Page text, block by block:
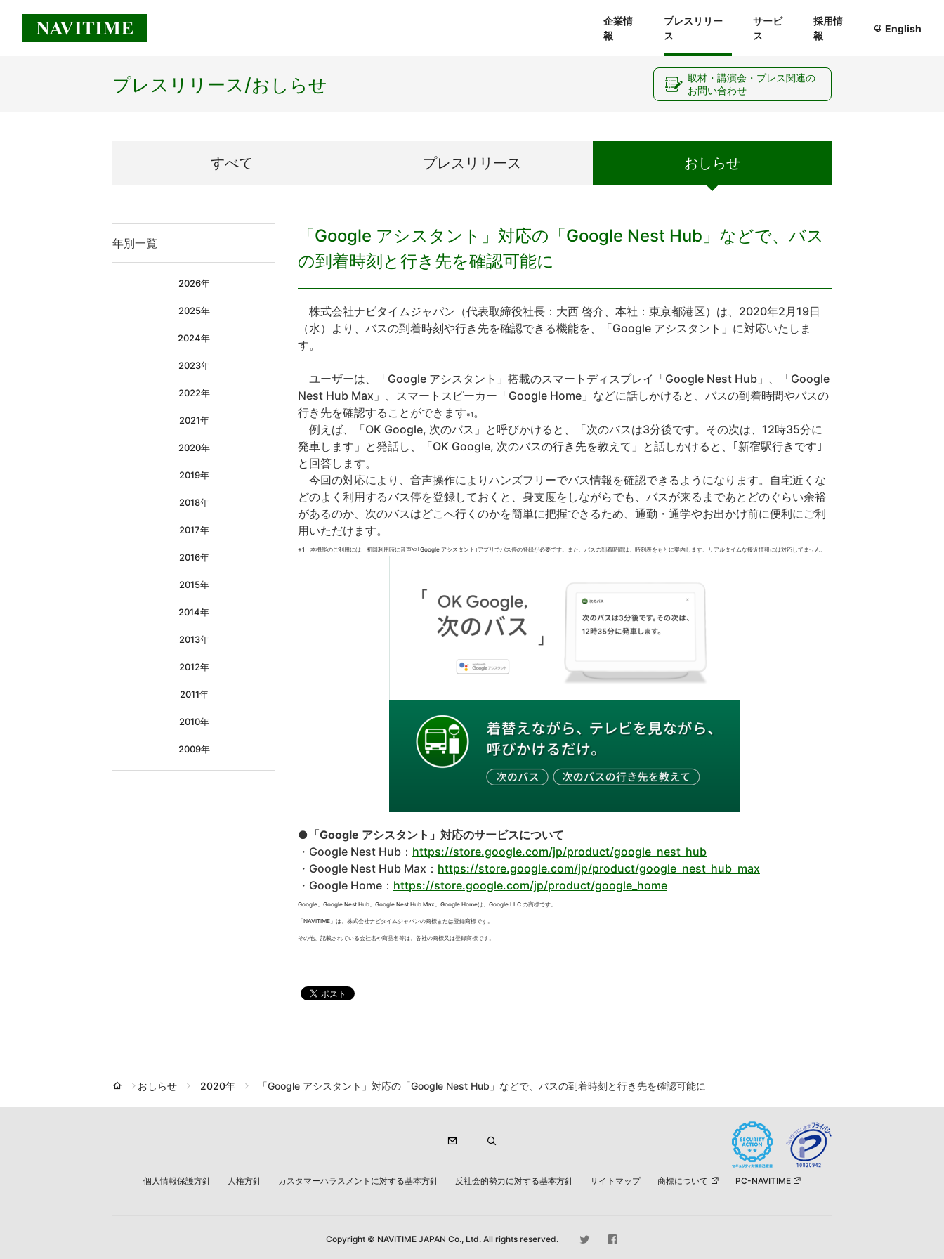
企業情
報
経営理念
プレスリリー
ス
サービ
ス
採用情
報
English
プレスリリース/おしらせ
すべて プレス リリース おしらせ
年別一覧
2026年
2025年
2024年
2023年
2022年
2021年
2020年
2019年
2018年
2017年
2016年
2015年
2014年
2013年
2012年
2011年
2010年
2009年
「Google アシスタント」対応の「Google Nest Hub」などで、バス
の到着時刻と行き先を確認可能に
株式会社ナビタイムジャパン（代表取締役社長：大西 啓介、本社：東京都港区）は、2020年2月19日
（水）より、バスの到着時刻や行き先を確認できる機能を、「Google アシスタント」に対応いたしま
す。
ユーザーは、「Google アシスタント」搭載のスマートディスプレイ「Google Nest Hub」、「Google
Nest Hub Max」、スマートスピーカー「Google Home」などに話しかけると、バスの到着時間やバスの
行き先を確認することができます※1 。
例えば、「OK Google, 次のバス」と呼びかけると、「次のバスは3分後です。その次は、12時35分に
発車します」と発話し、「OK Google, 次のバスの行き先を教えて」と話しかけると、｢新宿駅行きです｣
と回答します。
今回の対応により、音声操作によりハンズフリーでバス情報を確認できるようになります。自宅近くな
どのよく利用するバス停を登録しておくと、身支度をしながらでも、バスが来るまであとどのぐらい余裕
があるのか、次のバスはどこへ行くのかを簡単に把握できるため、通勤・通学やお出かけ前に便利にご利
用いただけます。
※1 本機能のご利用には、初回利用時に音声や｢Google アシスタント｣アプリでバス停の登録が必要です。 また、バスの到着時間は、時刻表をもとに案内します。リアルタイムな接近情報には対応してません。
●「Google アシスタント」対応のサービスについて
・Google Nest Hub： https://store.google.com/jp/product/google_nest_hub
・Google Nest Hub Max： https://store.google.com/jp/product/google_nest_hub_max
・Google Home： https://store.google.com/jp/product/google_home
Google、Google Nest Hub、Google Nest Hub Max、Google Homeは、Google LLC の商標です。
「NAVITIME」は、株式会社ナビタイムジャパンの商標または登録商標です。
その他、記載されている会社名や商品名等は、各社の商標又は登録商標です。
取材・講演会・プレス関連の
お問い合わせ
おしらせ 2020年 「Google アシスタント」対応の「Google Nest Hub」などで、バスの到着時刻と行き先を確認可能に
個人情報保護方針 人権方針 カスタマーハラスメントに対する基本方針 反社会的勢力に対する基本方針 サイトマップ 商標について PC-NAVITIME
Copyright © NAVITIME JAPAN Co., Ltd. All rights reserved.